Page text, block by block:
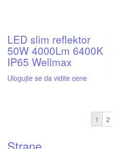
LED slim reflektor
50W 4000Lm 6400K
IP65 Wellmax
Ulogujte se da vidite cene
1 2